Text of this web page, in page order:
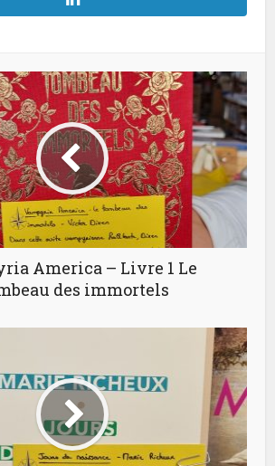
America – Livre 1 Le
des immortels